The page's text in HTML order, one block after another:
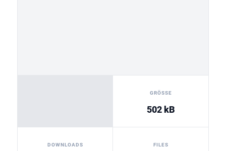
GRÖSSE
502 kB
DOWNLOADS FILES